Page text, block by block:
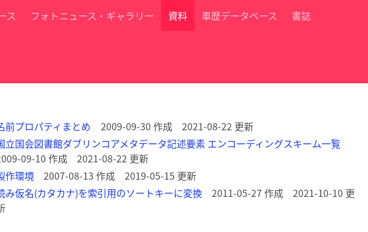
ス フォトニュース・ギャラリー 資料 車歴データベース 書誌
前プロパティまとめ 2009-09-30 作成 2021-08-22 更新
立国会図書館ダブリンコアメタデータ記述要素 エンコーディングスキーム一覧
09-10 作成 2021-08-22 更新
作環境 2007-08-13 作成 2019-05-15 更新
み仮名(カタカナ)を索引用のソートキーに変換 2011-05-27 作成 2021-10-10 更